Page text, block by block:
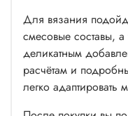
Для вязания
смесовые составы,
деликатным
расчётам и
легко